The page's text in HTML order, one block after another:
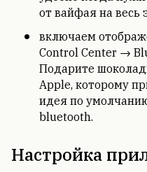
от вайфая на весь
включаем
Control Center →
Подарите
Apple, которому
идея по
bluetooth.
Настройка